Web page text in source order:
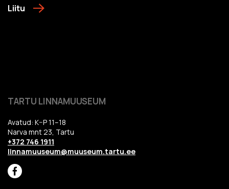
Liitu
TARTU LINNAMUUSEUM
Avatud: K–P 11–18
Narva mnt 23, Tartu
+372 746 1911
linnamuuseum@muuseum.tartu.ee